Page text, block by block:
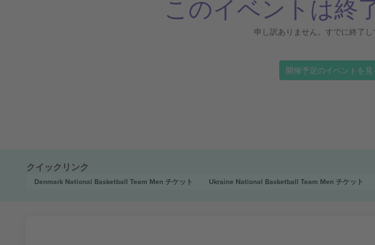
このイベントは終
申し訳ありません。すでに終了し
開催予定のイベントを見
クイックリンク
Denmark National Basketball Team Men チケット Ukraine National Basketball Team Men チケット